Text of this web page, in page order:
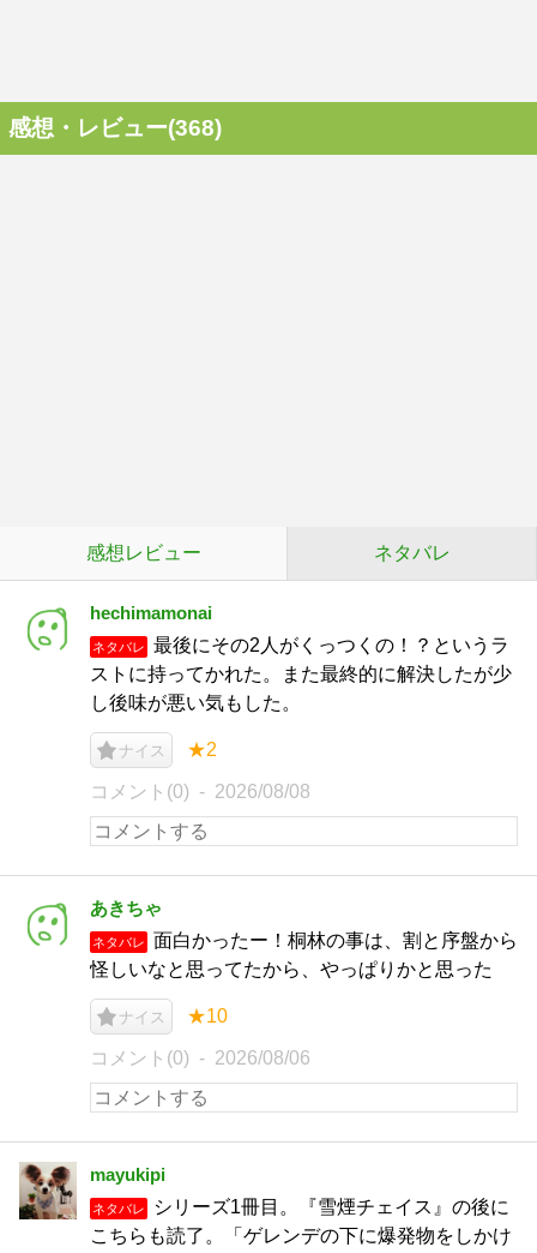
感想・レビュー(368)
感想レビュー ネタバレ
hechimamonai
ネタバレ
最後にその2人がくっつくの！？というラ
ストに持ってかれた。また最終的に解決したが少
し後味が悪い気もした。
ナイス ★2
コメント(0) 2026/08/08
あきちゃ
ネタバレ
面白かったー！桐林の事は、割と序盤から
怪しいなと思ってたから、やっぱりかと思った
ナイス ★10
コメント(0) 2026/08/06
mayukipi
ネタバレ
シリーズ1冊目。『雪煙チェイス』の後に
こちらも読了。「ゲレンデの下に爆発物をしかけ